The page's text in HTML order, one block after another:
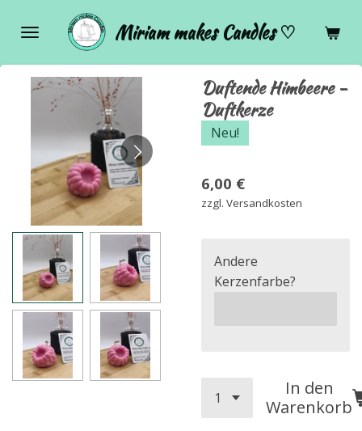
Hauptinhalt
Miriam makes Candles ♡
Duftende Himbeere -
Duftkerze
Neu!
6,00 €
zzgl. Versandkosten
Andere
Kerzenfarbe?
In den
Warenkorb